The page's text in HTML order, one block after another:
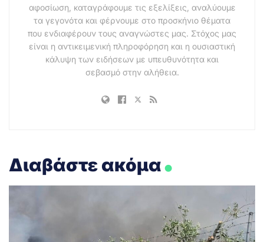
αφοσίωση, καταγράφουμε τις εξελίξεις, αναλύουμε
τα γεγονότα και φέρνουμε στο προσκήνιο θέματα
που ενδιαφέρουν τους αναγνώστες μας. Στόχος μας
είναι η αντικειμενική πληροφόρηση και η ουσιαστική
κάλυψη των ειδήσεων με υπευθυνότητα και
σεβασμό στην αλήθεια.
Διαβάστε ακόμα.